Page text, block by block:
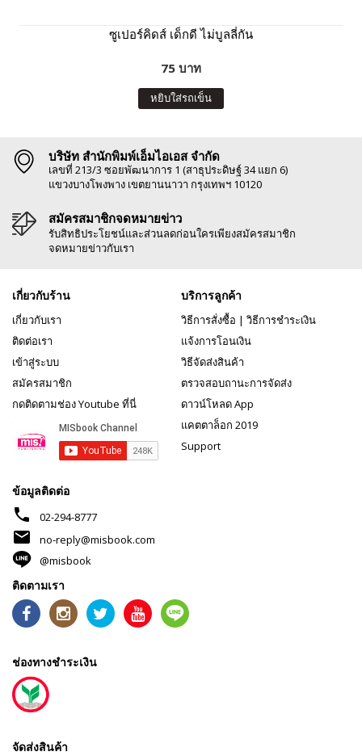
ซูเปอร์คิดส์ เด็กดี ไม่บูลลี่กัน
75 บาท
หยิบใส่รถเข็น
บริษัท สำนักพิมพ์เอ็มไอเอส จำกัด
เลขที่ 213/3 ซอยพัฒนาการ 1 (สาธุประดิษฐ์ 34 แยก 6)
แขวงบางโพงพาง เขตยานนาวา กรุงเทพฯ 10120
สมัครสมาชิกจดหมายข่าว
รับสิทธิประโยชน์และส่วนลดก่อนใครเพียงสมัครสมาชิก
จดหมายข่าวกับเรา
เกี่ยวกับร้าน
เกี่ยวกับเรา
ติดต่อเรา
เข้าสู่ระบบ
สมัครสมาชิก
กดติดตามช่อง Youtube ที่นี่
บริการลูกค้า
วิธีการสั่งซื้อ | วิธีการชำระเงิน
แจ้งการโอนเงิน
วิธีจัดส่งสินค้า
ตรวจสอบถานะการจัดส่ง
ดาวน์โหลด App
แคตตาล็อก 2019
Support
ข้อมูลติดต่อ
phone 02-294-8777
mail
no-reply@misbook.com
@misbook
ติดตามเรา
ช่องทางชำระเงิน
จัดส่งสินค้า